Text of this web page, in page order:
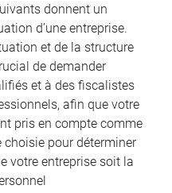
donnent un
d’une entreprise.
et de la structure
de demander
et à des fiscalistes
afin que votre
pris en compte comme
pour déterminer
votre entreprise soit la